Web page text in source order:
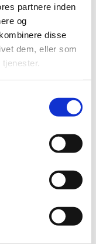
partnere inden
og
disse
dem, eller som
Sådan
nu er vi 12 i et
fællesskab, der